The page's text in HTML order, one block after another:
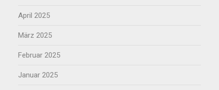
April 2025
März 2025
Februar 2025
Januar 2025